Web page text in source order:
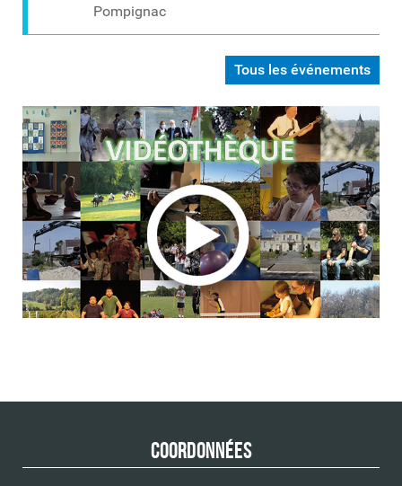
Tous les événements
Pompignac
Coordonnées